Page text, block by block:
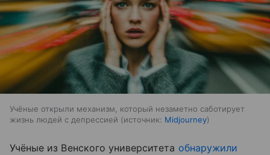
Учёные открыли механизм, который незаметно саботирует
жизнь людей с депрессией
источник: Midjourney
Учёные из Венского университета обнаружили